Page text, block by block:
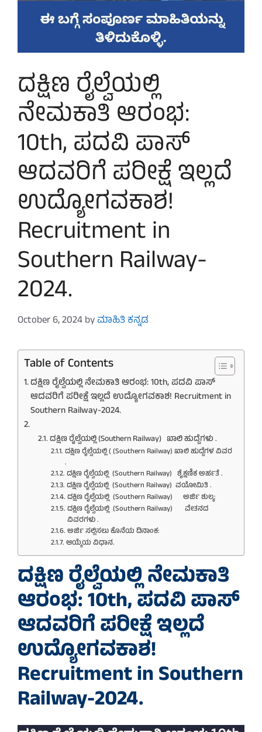
ದಕ್ಷಿಣ ರೈಲ್ವೆಯಲ್ಲಿ
ನೇಮಕಾತಿ ಆರಂಭ:
10th, ಪದವಿ ಪಾಸ್
ಆದವರಿಗೆ ಪರೀಕ್ಷೆ ಇಲ್ಲದೆ
ಉದ್ಯೋಗವಕಾಶ!
Recruitment in
Southern Railway-
2024.
October 6, 2024byಮಾಹಿತಿ ಕನ್ನಡ
Table of Contents
ದಕ್ಷಿಣ ರೈಲ್ವೆಯಲ್ಲಿ ನೇಮಕಾತಿ ಆರಂಭ: 10th, ಪದವಿ ಪಾಸ್
ಆದವರಿಗೆ ಪರೀಕ್ಷೆ ಇಲ್ಲದೆ ಉದ್ಯೋಗವಕಾಶ! Recruitment in
Southern Railway-2024.
ದಕ್ಷಿಣ ರೈಲ್ವೆಯಲ್ಲಿ (Southern Railway) ಖಾಲಿ ಹುದ್ದೆಗಳು .
ದಕ್ಷಿಣ ರೈಲ್ವೆಯಲ್ಲಿ ( (Southern Railway) ಖಾಲಿ ಹುದ್ದೆಗಳ ವಿವರ
.
ದಕ್ಷಿಣ ರೈಲ್ವೆಯಲ್ಲಿ (Southern Railway) ಶೈಕ್ಷಣಿಕ ಅರ್ಹತೆ .
ದಕ್ಷಿಣ ರೈಲ್ವೆಯಲ್ಲಿ (Southern Railway) ವಯೋಮಿತಿ .
ದಕ್ಷಿಣ ರೈಲ್ವೆಯಲ್ಲಿ (Southern Railway) ಅರ್ಜಿ ಶುಲ್ಕ:
ದಕ್ಷಿಣ ರೈಲ್ವೆಯಲ್ಲಿ (Southern Railway) ವೇತನದ
ವಿವರಗಳು .
ಅರ್ಜಿ ಸಲ್ಲಿಸಲು ಕೊನೆಯ ದಿನಾಂಕ:
ಆಯ್ಕೆಯ ವಿಧಾನ.
ದಕ್ಷಿಣ ರೈಲ್ವೆಯಲ್ಲಿ ನೇಮಕಾತಿ
ಆರಂಭ: 10th, ಪದವಿ ಪಾಸ್
ಆದವರಿಗೆ ಪರೀಕ್ಷೆ ಇಲ್ಲದೆ
ಉದ್ಯೋಗವಕಾಶ!
Recruitment in Southern
Railway-2024.